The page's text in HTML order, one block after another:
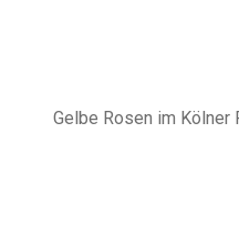
Gelbe Rosen im Kölner